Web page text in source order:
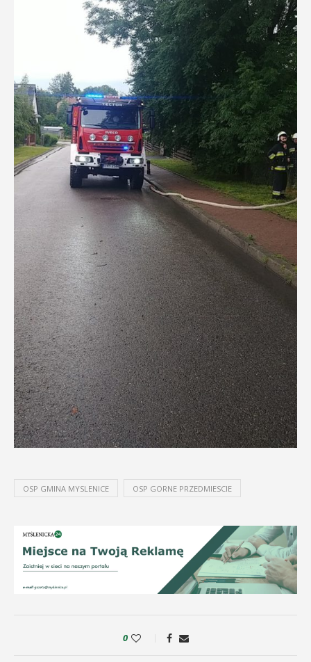
OSP GMINA MYSLENICE OSP GORNE PRZEDMIESCIE
0